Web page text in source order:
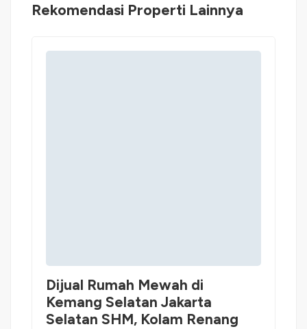
Rekomendasi Properti Lainnya
Dijual Rumah Mewah di
Kemang Selatan Jakarta
Selatan SHM, Kolam Renang